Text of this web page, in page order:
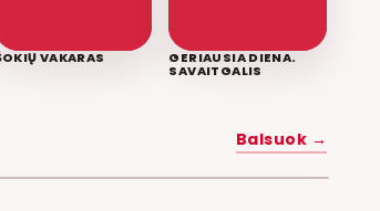
VAKARAS GERIAUSIA DIENA.
SAVAITGALIS
Balsuok →